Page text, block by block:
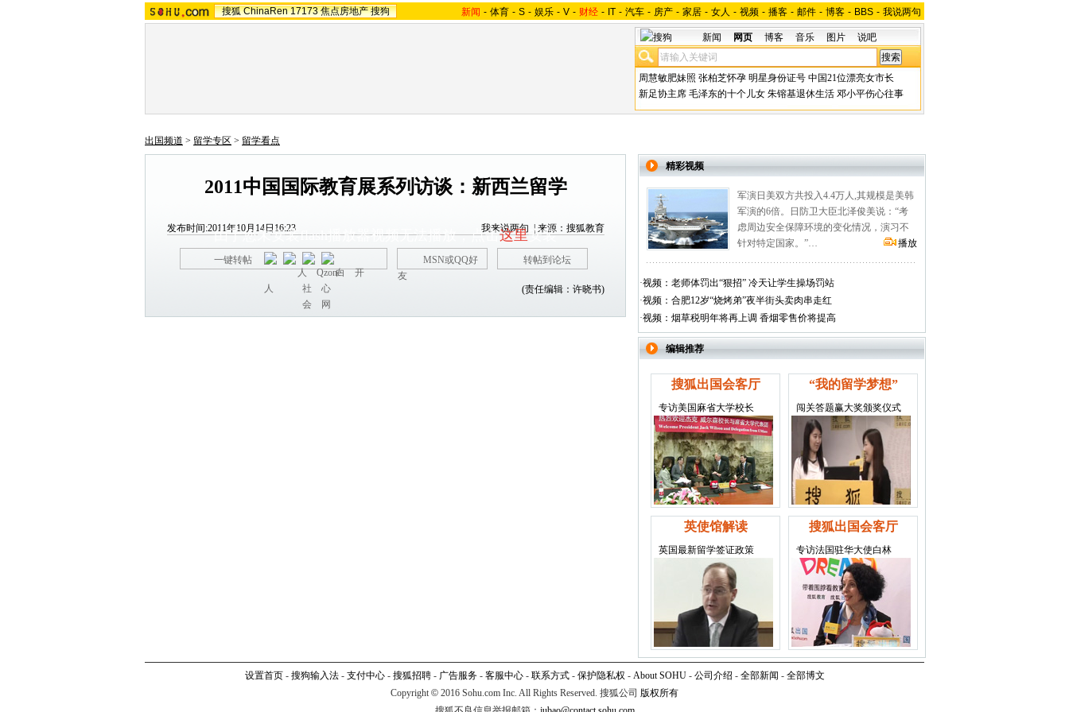
搜狐 ChinaRen 17173 焦点房地产 搜狗 新闻 - 体育 - S - 娱乐 - V - 财经 - IT - 汽车 - 房产 - 家居 - 女人 - 视频 - 播客 - 邮件 - 博客 - BBS - 我说两句
新闻 网页 博客 音乐 图片 说吧
周慧敏肥妹照 张柏芝怀孕 明星身份证号 中国21位漂亮女市长
新足协主席 毛泽东的十个儿女 朱镕基退休生活 邓小平伤心往事
出国频道 > 留学专区 > 留学看点
2011中国国际教育展系列访谈：新西兰留学
发布时间:2011年10月14日16:23 我来说两句 | 来源：搜狐教育
由于您未安装flash播放器视频无法播放，点击这里安装
一键转帖
MSN或QQ好
友
转帖到论坛
(责任编辑：许晓书)
精彩视频
军演日美双方共投入4.4万人,其规模是美韩
军演的6倍。日防卫大臣北泽俊美说：“考
虑周边安全保障环境的变化情况，演习不
针对特定国家。”…
播放
·视频：老师体罚出“狠招” 冷天让学生操场罚站
·视频：合肥12岁“烧烤弟”夜半街头卖肉串走红
·视频：烟草税明年将再上调 香烟零售价将提高
编辑推荐
搜狐出国会客厅
专访美国麻省大学校长
“我的留学梦想”
闯关答题赢大奖颁奖仪式
英使馆解读
英国最新留学签证政策
搜狐出国会客厅
专访法国驻华大使白林
设置首页- 搜狗输入法- 支付中心- 搜狐招聘- 广告服务- 客服中心- 联系方式- 保护隐私权 - About SOHU- 公司介绍 - 全部新闻 - 全部博文
Copyright © 2016 Sohu.com Inc. All Rights Reserved. 搜狐公司 版权所有